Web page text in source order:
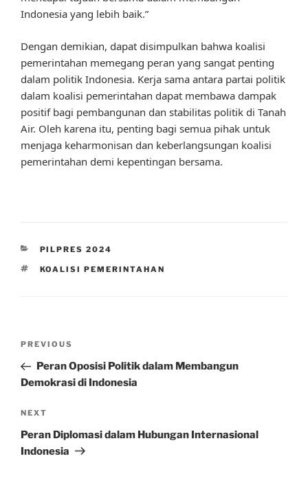
Indonesia yang lebih baik.”
Dengan demikian, dapat disimpulkan bahwa koalisi
pemerintahan memegang peran yang sangat penting
dalam politik Indonesia. Kerja sama antara partai politik
dalam koalisi pemerintahan dapat membawa dampak
positif bagi pembangunan dan stabilitas politik di Tanah
Air. Oleh karena itu, penting bagi semua pihak untuk
menjaga keharmonisan dan keberlangsungan koalisi
pemerintahan demi kepentingan bersama.
CATEGORIES
PILPRES 2024
TAGS
KOALISI PEMERINTAHAN
Previous
Post
PREVIOUS
Peran Oposisi Politik dalam Membangun
Demokrasi di Indonesia
Next
Post
NEXT
Peran Diplomasi dalam Hubungan Internasional
Indonesia